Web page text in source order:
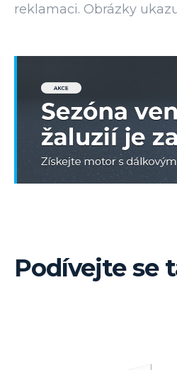
reklamaci. Obrázky
Podívejte se